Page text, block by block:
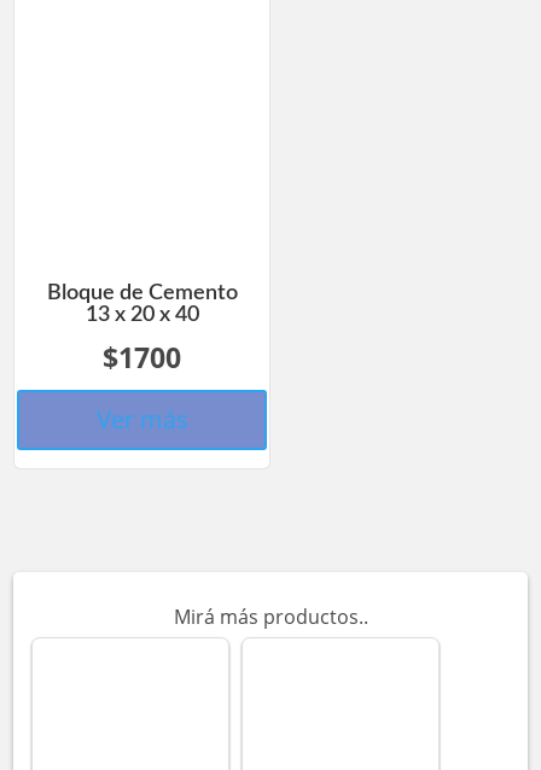
Bloque de Cemento
13 x 20 x 40
$1700
Ver más
Mirá más productos..